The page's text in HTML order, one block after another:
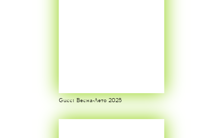
Gucci Весна-Лето 2025